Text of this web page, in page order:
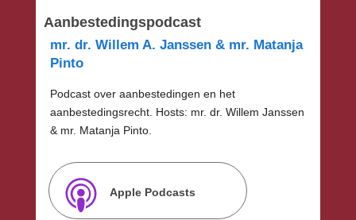
Aanbestedingspodcast
mr. dr. Willem A. Janssen & mr. Matanja
Pinto
Podcast over aanbestedingen en het
aanbestedingsrecht. Hosts: mr. dr. Willem Janssen
& mr. Matanja Pinto.
Apple Podcasts